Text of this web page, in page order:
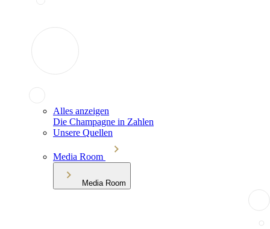
Alles anzeigen
Die Champagne in Zahlen
Unsere Quellen
Media Room
Media Room